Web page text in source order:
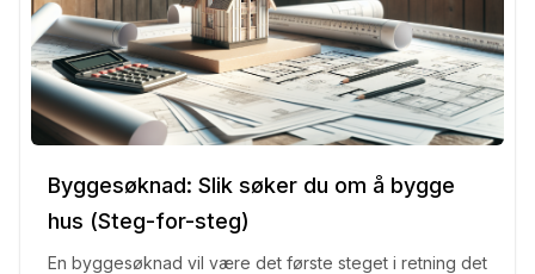
Byggesøknad: Slik søker du om å bygge
hus (Steg-for-steg)
En byggesøknad vil være det første steget i retning det